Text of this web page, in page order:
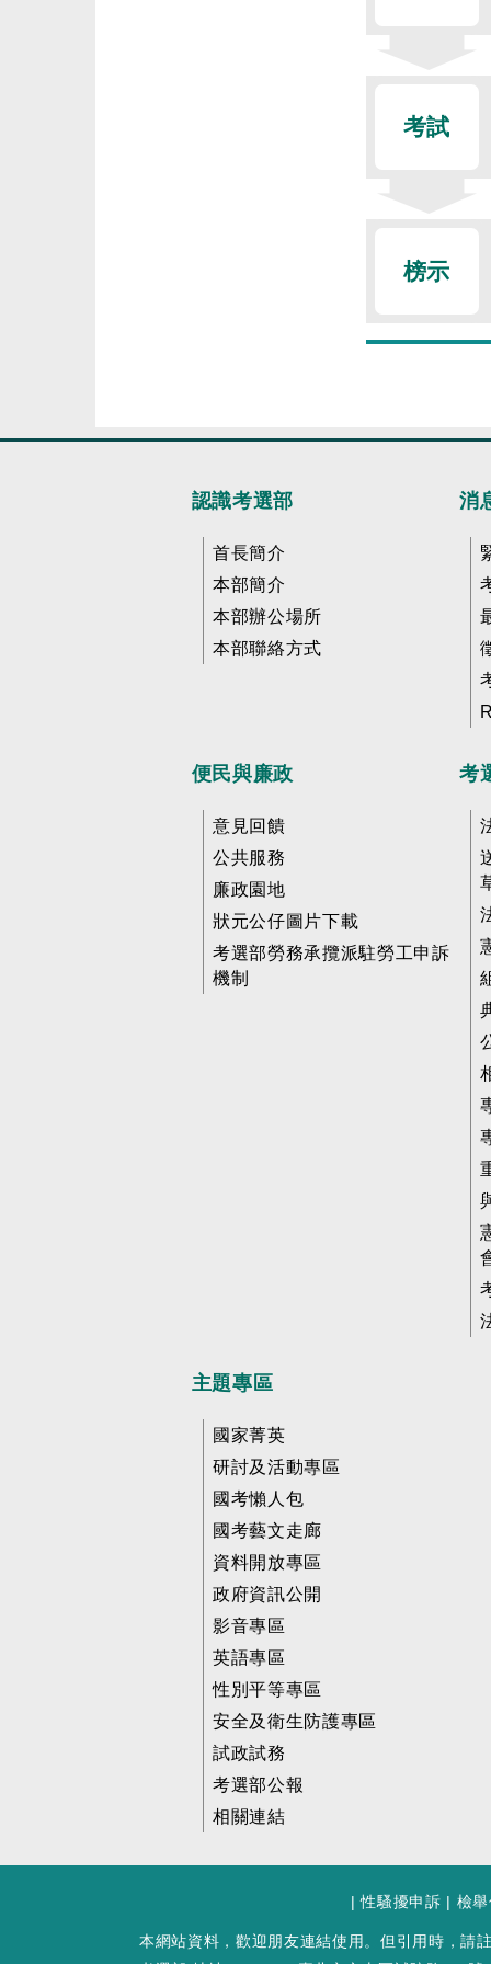
考試
榜示
認識考選部
首長簡介
本部簡介
本部辦公場所
本部聯絡方式
消
便民與廉政
意見回饋
公共服務
廉政園地
狀元公仔圖片下載
考選部勞務承攬派駐勞工申訴
機制
考
主題專區
國家菁英
研討及活動專區
國考懶人包
國考藝文走廊
資料開放專區
政府資訊公開
影音專區
英語專區
性別平等專區
安全及衛生防護專區
試政試務
考選部公報
相關連結
|性騷擾申訴 | 檢
本網站資料，歡迎朋友連結使用。但引用時，請